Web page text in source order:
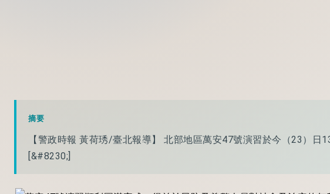
摘要
【警政時報 黃荷琇/臺北報導】 北部地區萬安47號演習於今（23）日
[&#8230;]